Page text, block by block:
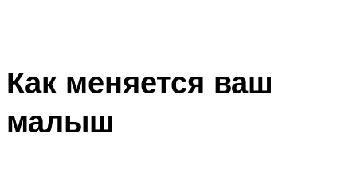
Как меняется ваш
малыш